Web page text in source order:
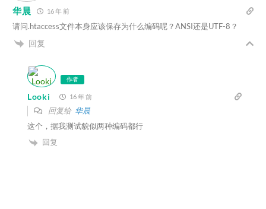
华晨 16 年 前
请问.htaccess文件本身应该保存为什么编码呢？ANSI还是UTF-8？
回复
作者
Looki 16 年 前
回复给 华晨
这个，据我测试貌似两种编码都行
回复